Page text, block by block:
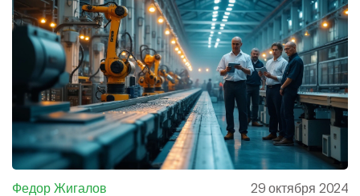
автоматизацию, использование искусственного
интеллекта, а также влияние данных и анализа
на производственные процессы. Читатели
узнают о лучших практиках и потенциальных
трендах в развитии этой сферы.
Федор Жигалов 29 октября 2024